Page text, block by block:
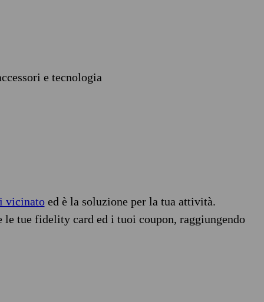
e tecnologia
vicinatoed è la soluzione per la tua attività.
tue fidelity card ed i tuoi coupon, raggiungendo